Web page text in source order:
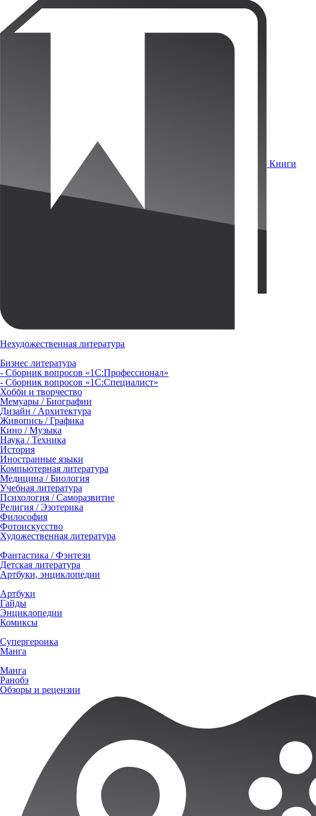
Книги
Нехудожественная литература
Бизнес литература
- Сборник вопросов «1С:Профессионал»
- Сборник вопросов «1С:Специалист»
Хобби и творчество
Мемуары / Биографии
Дизайн / Архитектура
Живопись / Графика
Кино / Музыка
Наука / Техника
История
Иностранные языки
Компьютерная литература
Медицина / Биология
Учебная литература
Психология / Саморазвитие
Религия / Эзотерика
Философия
Фотоискусство
Художественная литература
Фантастика / Фэнтези
Детская литература
Артбуки, энциклопедии
Артбуки
Гайды
Энциклопедии
Комиксы
Супергероика
Манга
Манга
Ранобэ
Обзоры и рецензии